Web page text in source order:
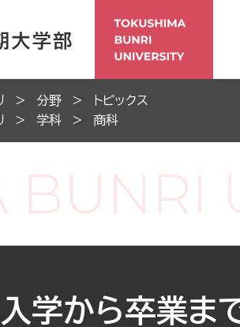
分野
トピックス
学科 商科
学から卒業ま